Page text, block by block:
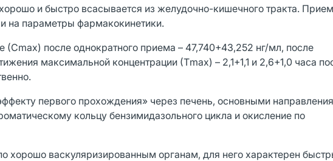
и быстро всасывается из желудочно-кишечного тракта.
на параметры фармакокинетики.
после однократного приема – 47,740+43,252 нг/мл, после
максимальной концентрации (Тmax) – 2,1+1,1 и 2,6+1,0 часа
первого прохождения» через печень, основными
кольцу бензимидазольного цикла и окисление по
хорошо васкуляризированным органам, для него характерен